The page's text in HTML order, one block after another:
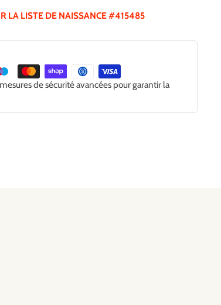
LA LISTE DE NAISSANCE #415485
de sécurité avancées pour garantir la